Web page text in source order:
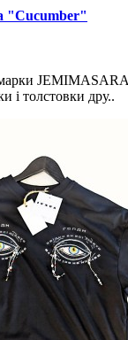
"Cucumber"
марки
і толстовки дру..